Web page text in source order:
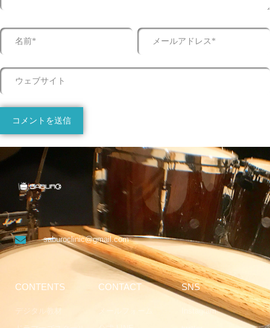
saburoclinic@gmail.com
CONTENTS
デジタル教材
CONTACT
メールフォーム
SNS
Instagram